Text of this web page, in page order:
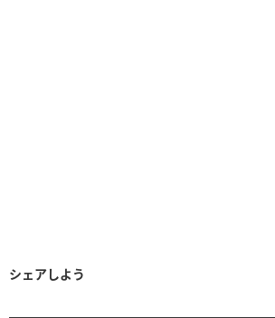
シェアしよう